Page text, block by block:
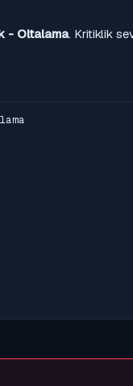
- Oltalama. Kritiklik